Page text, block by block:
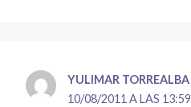
YULIMAR TORREALBA
10/08/2011 A LAS 13:59